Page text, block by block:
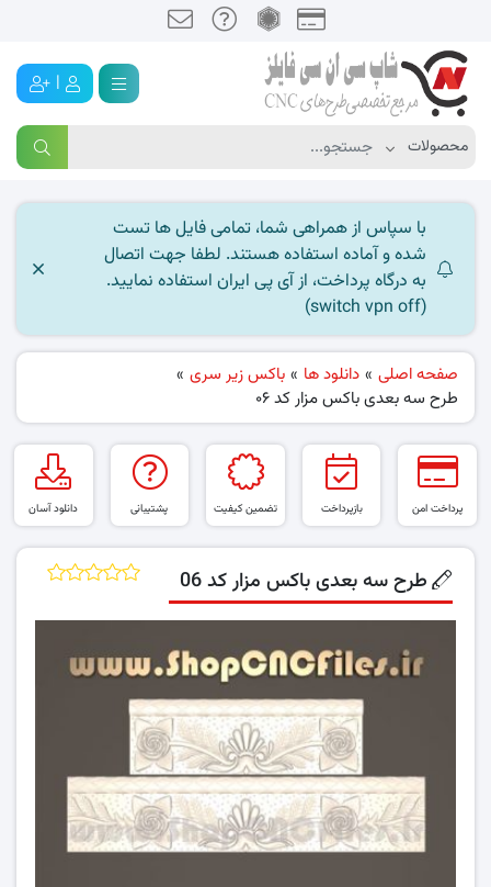
|
با سپاس از همراهی شما، تمامی فایل ها تست
شده و آماده استفاده هستند. لطفا جهت اتصال
به درگاه پرداخت، از آی پی ایران استفاده نمایید.
(switch vpn off)
صفحه اصلی » دانلود ها » باکس زیر سری »
طرح سه بعدی باکس مزار کد 06
پرداخت امن بازپرداخت تضمین کیفیت پشتیبانی دانلود آسان
طرح سه بعدی باکس مزار کد 06